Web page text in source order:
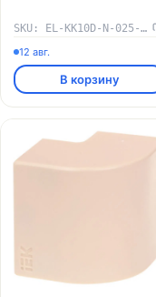
SKU: EL-KK10D-N-025-016-K11
12 авг.
В корзину